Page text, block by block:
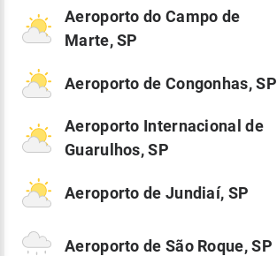
Aeroporto do Campo de
Marte, SP
Aeroporto de Congonhas, SP
Aeroporto Internacional de
Guarulhos, SP
Aeroporto de Jundiaí, SP
Aeroporto de São Roque, SP